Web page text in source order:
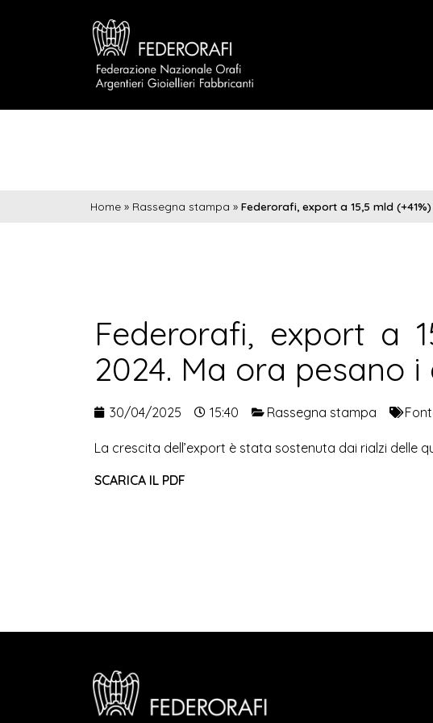
Home » Rassegna stampa » Federorafi, export a 15,5 mld
Federorafi, export a
2024. Ma ora pesano i
30/04/2025 15:40 Rassegna stampa
La crescita dell’export è stata sostenuta dai rialzi delle
SCARICA IL PDF